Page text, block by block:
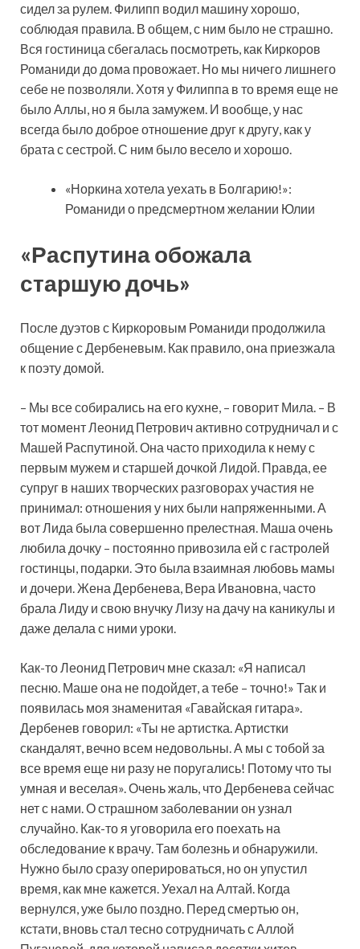
сидел за рулем. Филипп водил машину хорошо,
соблюдая правила. В общем, с ним было не страшно.
Вся гостиница сбегалась посмотреть, как Киркоров
Романиди до дома провожает. Но мы ничего лишнего
себе не позволяли. Хотя у Филиппа в то время еще не
было Аллы, но я была замужем. И вообще, у нас
всегда было доброе отношение друг к другу, как у
брата с сестрой. С ним было весело и хорошо.
«Норкина хотела уехать в Болгарию!»:
Романиди о предсмертном желании Юлии
«Распутина обожала
старшую дочь»
После дуэтов с Киркоровым Романиди продолжила
общение с Дербеневым. Как правило, она приезжала
к поэту домой.
– Мы все собирались на его кухне, – говорит Мила. – В
тот момент Леонид Петрович активно сотрудничал и с
Машей Распутиной. Она часто приходила к нему с
первым мужем и старшей дочкой Лидой. Правда, ее
супруг в наших творческих разговорах участия не
принимал: отношения у них были напряженными. А
вот Лида была совершенно прелестная. Маша очень
любила дочку – постоянно привозила ей с гастролей
гостинцы, подарки. Это была взаимная любовь мамы
и дочери. Жена Дербенева, Вера Ивановна, часто
брала Лиду и свою внучку Лизу на дачу на каникулы и
даже делала с ними уроки.
Как-то Леонид Петрович мне сказал: «Я написал
песню. Маше она не подойдет, а тебе – точно!» Так и
появилась моя знаменитая «Гавайская гитара».
Дербенев говорил: «Ты не артистка. Артистки
скандалят, вечно всем недовольны. А мы с тобой за
все время еще ни разу не поругались! Потому что ты
умная и веселая». Очень жаль, что Дербенева сейчас
нет с нами. О страшном заболевании он узнал
случайно. Как-то я уговорила его поехать на
обследование к врачу. Там болезнь и обнаружили.
Нужно было сразу оперироваться, но он упустил
время, как мне кажется. Уехал на Алтай. Когда
вернулся, уже было поздно. Перед смертью он,
кстати, вновь стал тесно сотрудничать с Аллой